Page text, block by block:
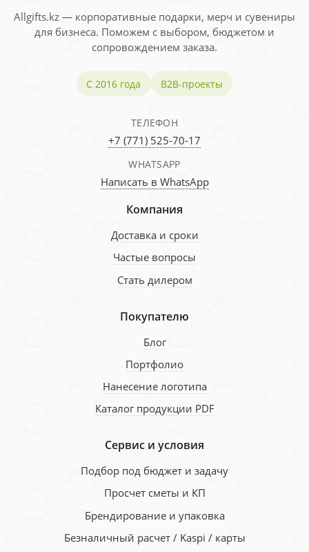
Allgifts.kz — корпоративные подарки, мерч и сувениры
для бизнеса. Поможем с выбором, бюджетом и
сопровождением заказа.
С 2016 года B2B-проекты
ТЕЛЕФОН
+7 (771) 525-70-17
WHATSAPP
Написать в WhatsApp
Компания
Доставка и сроки
Частые вопросы
Стать дилером
Покупателю
Блог
Портфолио
Нанесение логотипа
Каталог продукции PDF
Сервис и условия
Подбор под бюджет и задачу
Просчет сметы и КП
Брендирование и упаковка
Безналичный расчет / Kaspi / карты